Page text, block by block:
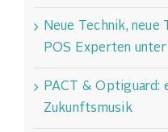
Neue Technik, neue
POS Experten
PACT & Optiguard:
Zukunftsmusik